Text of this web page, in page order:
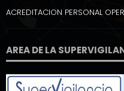
ACREDITACION PERSONAL
AREA DE LA